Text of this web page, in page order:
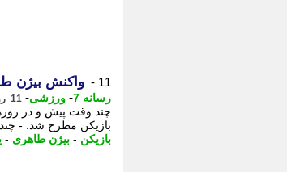
11 - واکنش بیژن
رسانه 7 - ورزشی- 11 روز پیش - چهارشنبه 7 مرداد 1405، 03:35
چند وقت پیش و در
بازیکن مطرح شد. - چند
بازیکن - بیژن طاهری -